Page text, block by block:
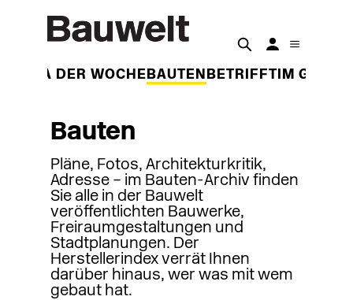
THEMA DER WOCHE BAUTEN BETRIFFT IM
Bauten
Pläne, Fotos, Architekturkritik,
Adresse – im Bauten-Archiv finden
Sie alle in der Bauwelt
veröffentlichten Bauwerke,
Freiraumgestaltungen und
Stadtplanungen. Der
Herstellerindex verrät Ihnen
darüber hinaus, wer was mit wem
gebaut hat.